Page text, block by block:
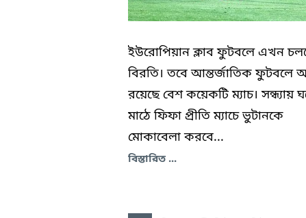
ইউরোপিয়ান ক্লাব ফুটবলে এখন
বিরতি। তবে আন্তর্জাতিক
রয়েছে বেশ কয়েকটি ম্যাচ। সন্ধ্যায়
মাঠে ফিফা প্রীতি ম্যাচে ভুটানকে
মোকাবেলা করবে...
বিস্তারিত ...